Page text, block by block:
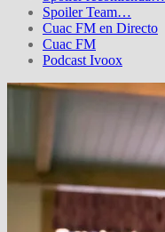
Spoiler Team…
Cuac FM en Directo
Cuac FM
Podcast Ivoox